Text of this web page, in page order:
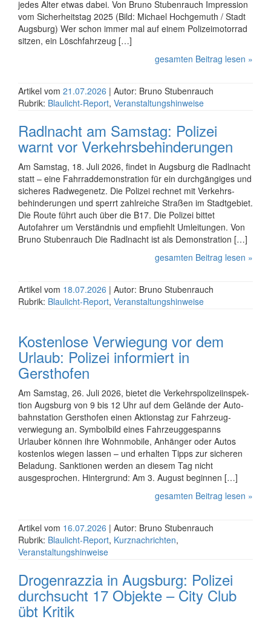
jedes Alter etwas dabei. Von Bruno Stubenrauch Impression
vom Sicherheitstag 2025 (Bild: Michael Hochgemuth / Stadt
Augsburg) Wer schon immer mal auf einem Polizei­motorrad
sitzen, ein Lösch­fahr­zeug […]
gesamten Beitrag lesen »
Artikel vom 21.07.2026 | Autor: Bruno Stubenrauch
Rubrik: Blaulicht-Report, Veranstaltungshinweise
Radlnacht am Samstag: Polizei
warnt vor Verkehrs­behinderungen
Am Samstag, 18. Juli 2026, findet in Augsburg die Radlnacht
statt – eine Fahrrad­demon­stration für ein durchgängiges und
sicheres Radwegenetz. Die Polizei rechnet mit Verkehrs­
behinde­rungen und sperrt zahlreiche Straßen im Stadtgebiet.
Die Route führt auch über die B17. Die Polizei bittet
Autofahrer um Verständnis und empfiehlt Umleitungen. Von
Bruno Stubenrauch Die Radlnacht ist als Demonstration […]
gesamten Beitrag lesen »
Artikel vom 18.07.2026 | Autor: Bruno Stubenrauch
Rubrik: Blaulicht-Report, Veranstaltungshinweise
Kostenlose Verwiegung vor dem
Urlaub: Polizei informiert in
Gersthofen
Am Samstag, 26. Juli 2026, bietet die Verkehrs­polizei­inspek­
tion Augsburg von 9 bis 12 Uhr auf dem Gelände der Auto­
bahn­station Gersthofen einen Aktionstag zur Fahrzeug­
verwiegung an. Symbolbild eines Fahrzeuggespanns
Urlauber können ihre Wohnmobile, Anhänger oder Autos
kostenlos wiegen lassen – und erhalten Tipps zur sicheren
Beladung. Sanktionen werden an diesem Tag nicht
ausgesprochen. Hintergrund: Am 3. August beginnen […]
gesamten Beitrag lesen »
Artikel vom 16.07.2026 | Autor: Bruno Stubenrauch
Rubrik: Blaulicht-Report, Kurznachrichten,
Veranstaltungshinweise
Drogenrazzia in Augsburg: Polizei
durchsucht 17 Objekte – City Club
übt Kritik